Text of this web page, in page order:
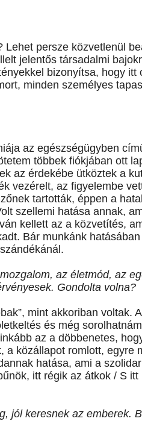
persze közvetlenül
jelentős társadalmi
bizonyítsa, hogy itt
minden személyes
az egészségügyben
többek fiókjában ott
az érdekébe ütköztek a
vezérelt, az figyelembe
tartották, éppen a
szellemi hatása annak,
kellett az a közvetítés,
Bár munkánk
az életmód, az
Gondolta volna?
mint akkoriban voltak.
és még
az a döbbenetes,
a közállapot romlott, egyre
hatása, ami a
itt régik az átkok / S
jól keresnek az emberek.